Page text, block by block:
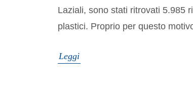
Laziali, sono stati ritrovati 5.985
plastici. Proprio per questo
Leggi